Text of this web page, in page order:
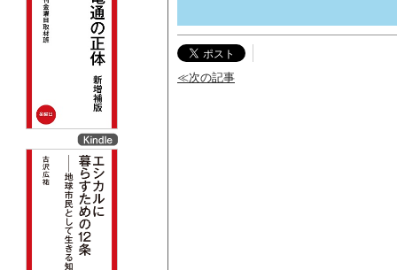
≪次の記事